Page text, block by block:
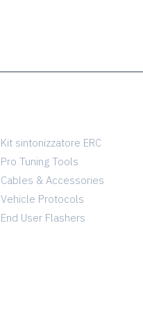
Kit sintonizzatore ERC
Pro Tuning Tools
Cables & Accessories
Vehicle Protocols
End User Flashers